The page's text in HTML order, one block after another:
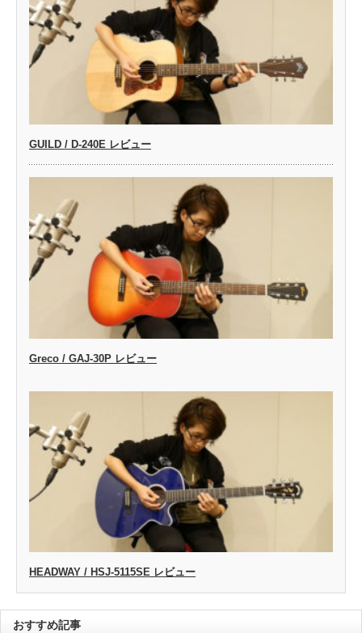
GUILD / D-240E レビュー
Greco / GAJ-30P レビュー
HEADWAY / HSJ-5115SE レビュー
おすすめ記事